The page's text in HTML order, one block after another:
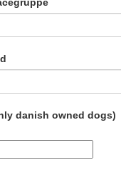
danish owned dogs)